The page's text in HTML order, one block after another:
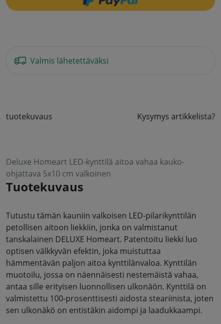
Valmis lähetettäväksi
tuotekuvaus Kysymys artikkelista?
Deluxe Homeart LED-kynttilä aitoa vahaa kauko-
ohjattava 5x10 cm valkoinen
Tuotekuvaus
Tutustu tämän kauniin valkoisen LED-pilarikynttilän
petollisen aitoon liekkiin, jonka on valmistanut
tanskalainen DELUXE Homeart. Patentoitu liekki luo
optisen välkkyvän efektin, joka muistuttaa
hämmentävän paljon aitoa kynttilänvaloa. Kynttilän
muotoilu, jossa on näennäisesti nestemäistä vahaa,
antaa sille erityisen luonnollisen ulkonäön. Kynttilä on
valmistettu 100-prosenttisesti aidosta steariinista, joten
sen ulkonäkö on entistäkin aidompi ja laadukkaampi.